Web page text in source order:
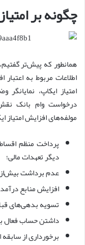
چگونه بر
همانطور که پیش‌تر
اطلاعات مربوط به
امتیاز ایکاپ،
درخواست وام بانک
مولفه‌های افزایش امتیاز
پرداخت منظم
دیگر تعهدات مالی؛
عدم برداشت
افزایش منابع
تسویه بدهی‌های
داشتن حساب فعال
برخورداری از